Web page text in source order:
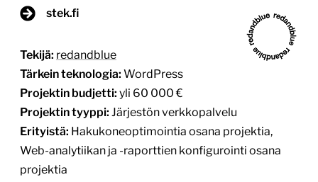
stek.fi
Tekijä: redandblue
Tärkein teknologia: WordPress
Projektin budjetti: yli 60 000 €
Projektin tyyppi: Järjestön verkkopalvelu
Erityistä: Hakukoneoptimointia osana projektia,
Web-analytiikan ja -raporttien konfigurointi osana
projektia